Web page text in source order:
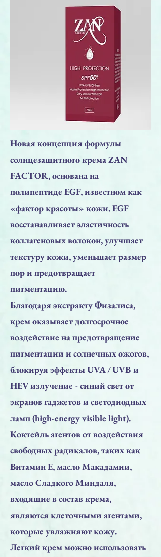
Новая концепция формулы
солнцезащитного крема ZAN
FACTOR, основана на
полипептиде EGF, известном как
«фактор красоты» кожи. EGF
восстанавливает эластичность
коллагеновых волокон, улучшает
текстуру кожи, уменьшает размер
пор и предотвращает
пигментацию.
Благодаря экстракту Физалиса,
крем оказывает долгосрочное
воздействие на предотвращение
пигментации и солнечных ожогов,
блокируя эффекты UVA / UVB и
HEV излучение - синий свет от
экранов гаджетов и светодиодных
ламп (high-energy visible light).
Коктейль агентов от воздействия
свободных радикалов, таких как
Витамин Е, масло Макадамии,
масло Сладкого Миндаля,
входящие в состав крема,
являются клеточными агентами,
которые увлажняют кожу.
Легкий крем можно использовать